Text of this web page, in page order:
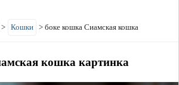
> Кошки > боке кошка Сиамская кошка
кошка картинка